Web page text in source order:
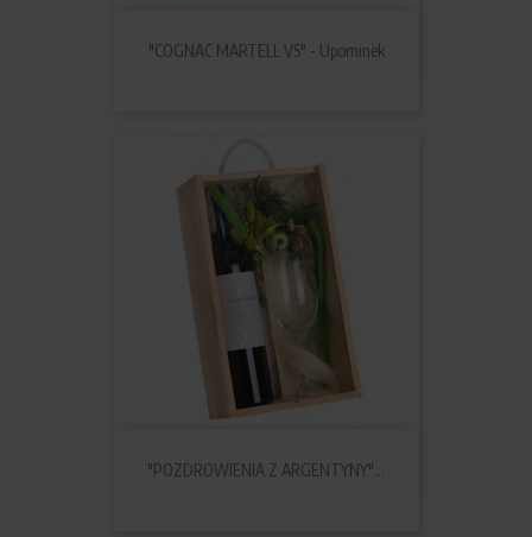
"COGNAC MARTELL VS" - Upominek
"POZDROWIENIA Z ARGENTYNY"...